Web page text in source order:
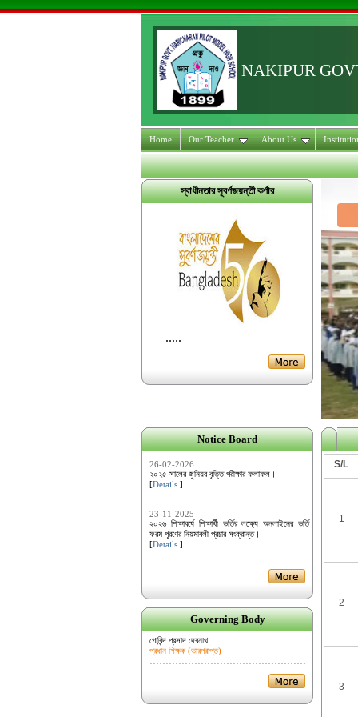
NAKIPUR
Home Our Teacher About Us
স্বাধীনতার সূবর্ণজয়ন্তী কর্ণার
.....
Notice Board
26-02-2026
২০২৫ সালের জুনিয়র বৃত্তি পরীক্ষার ফলাফল।
[Details ]
23-11-2025
২০২৬ শিক্ষাবর্ষে শিক্ষার্থী ভর্তির লক্ষ্যে অনলাইনের ভর্তি
ফরম পূরণের নিয়মাবলী প্রচার সংক্রান্ত।
[Details ]
Governing Body
গোবিন্দ প্রসাদ দেবনাথ
প্রধান শিক্ষক (ভারপ্রাপ্ত)
S/L
1
2
3